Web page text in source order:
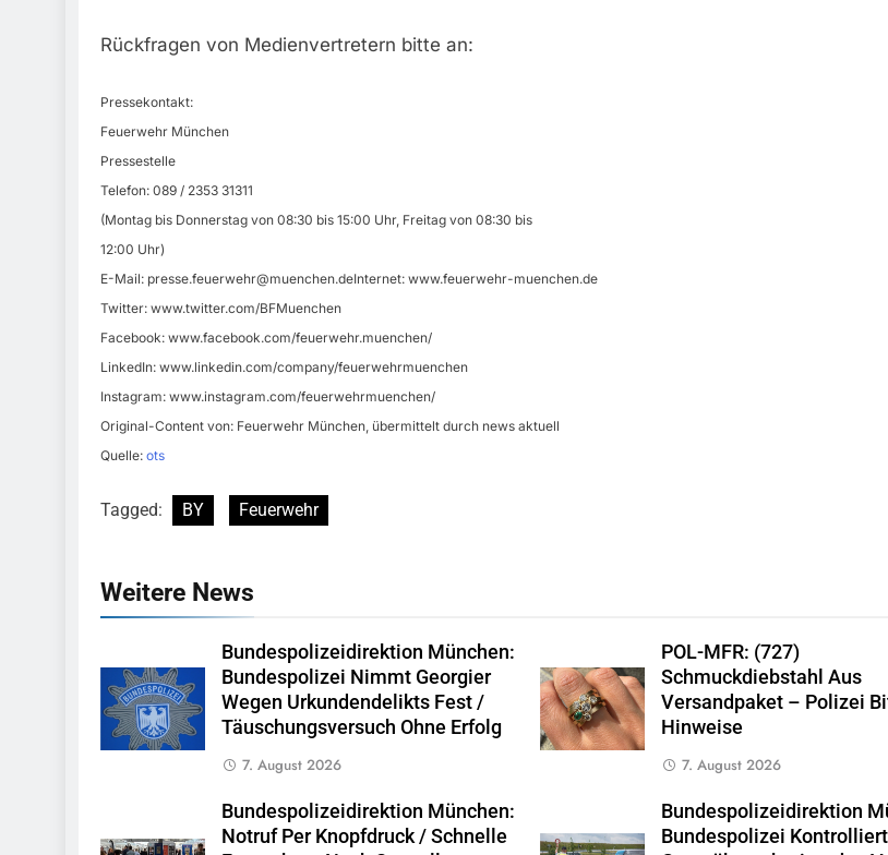
Rückfragen von Medienvertretern bitte an:
Pressekontakt:
Feuerwehr München
Pressestelle
Telefon: 089 / 2353 31311
(Montag bis Donnerstag von 08:30 bis 15:00 Uhr, Freitag von 08:30 bis
12:00 Uhr)
E-Mail: presse.feuerwehr@muenchen.deInternet: www.feuerwehr-muenchen.de
Twitter: www.twitter.com/BFMuenchen
Facebook: www.facebook.com/feuerwehr.muenchen/
LinkedIn: www.linkedin.com/company/feuerwehrmuenchen
Instagram: www.instagram.com/feuerwehrmuenchen/
Original-Content von: Feuerwehr München, übermittelt durch news aktuell
Quelle: ots
Tagged: BY Feuerwehr
Weitere News
Bundespolizeidirektion München:
Bundespolizei Nimmt Georgier
Wegen Urkundendelikts Fest /
Täuschungsversuch Ohne Erfolg
7. August 2026
POL-MFR: (727)
Schmuckdiebstahl Aus
Versandpaket – Polizei
Hinweise
7. August 2026
Bundespolizeidirektion München:
Notruf Per Knopfdruck / Schnelle
Bundespolizeidirektion
Bundespolizei Kontrolliert